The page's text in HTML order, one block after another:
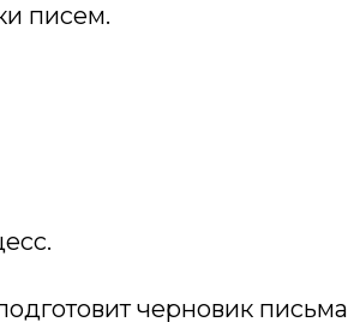
писем.
черновик письма